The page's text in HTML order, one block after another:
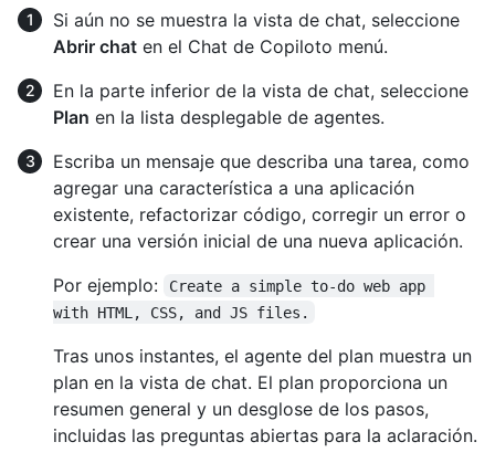
Si aún no se muestra la vista de chat, seleccione
Abrir chat en el Chat de Copiloto menú.
En la parte inferior de la vista de chat, seleccione
Plan en la lista desplegable de agentes.
Escriba un mensaje que describa una tarea, como
agregar una característica a una aplicación
existente, refactorizar código, corregir un error o
crear una versión inicial de una nueva aplicación.
Por ejemplo:
Create a simple to-do web app
with HTML, CSS, and JS files.
Tras unos instantes, el agente del plan muestra un
plan en la vista de chat. El plan proporciona un
resumen general y un desglose de los pasos,
incluidas las preguntas abiertas para la aclaración.